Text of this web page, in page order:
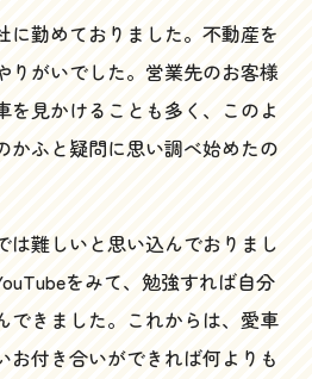
に勤めておりました。不動産を
りがいでした。営業先のお客様
を見かけることも多く、このよ
かふと疑問に思い調べ始めたの
は難しいと思い込んでおりまし
をみて、勉強すれば自分
できました。これからは、愛車
お付き合いができれば何よりも